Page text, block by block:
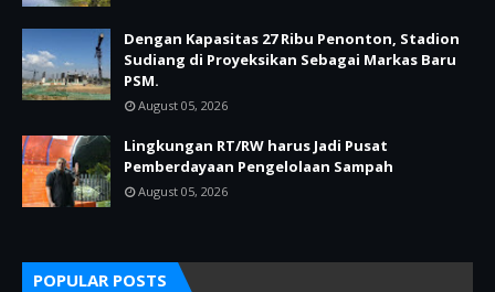
Dengan Kapasitas 27 Ribu Penonton, Stadion
Sudiang di Proyeksikan Sebagai Markas Baru
PSM.
August 05, 2026
Lingkungan RT/RW harus Jadi Pusat
Pemberdayaan Pengelolaan Sampah
August 05, 2026
POPULAR POSTS